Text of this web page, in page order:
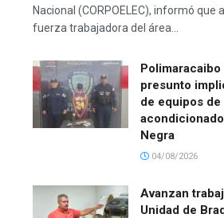
Nacional (CORPOELEC), informó que
fuerza trabajadora del área...
presunto
de equipos de
Negra
04/08/2026
Avanzan
Unidad de